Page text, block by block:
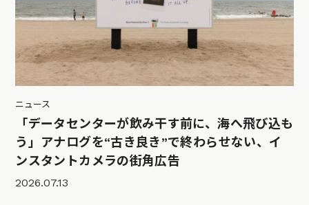
ニュース
「データセンターが飲み干す前に、海へ飛び込も
う」アナログを“古き良き”で終わらせない、イ
ンスタントカメラの街角広告
2026.07.13